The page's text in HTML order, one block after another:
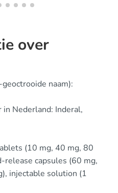
over
naam):
in Nederland: Inderal,
(10 mg, 40 mg, 80
capsules (60 mg,
injectable solution (1